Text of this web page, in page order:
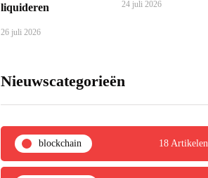
liquideren
26 juli 2026
24 juli 2026
Nieuwscategorieën
blockchain 18 Artikelen